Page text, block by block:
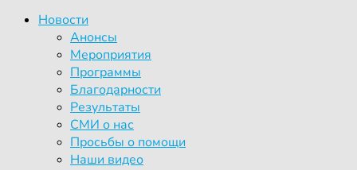
Новости
Анонсы
Мероприятия
Программы
Благодарности
Результаты
СМИ о нас
Просьбы о помощи
Наши видео